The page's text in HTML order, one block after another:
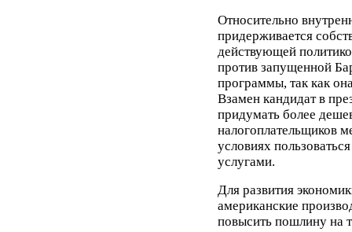
Относительно
придерживается
действующей
против запущенной
программы, так как
Взамен кандидат в
придумать более
налогоплательщиков
условиях
услугами.
Для развития
американские
повысить пошлину на